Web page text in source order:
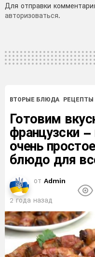
Добавить
комментарий
Для отправки
авторизоваться.
ВТОРЫЕ БЛЮДА РЕЦЕПТЫ
Готовим
французски
очень
блюдо для
от Admin
2 года назад